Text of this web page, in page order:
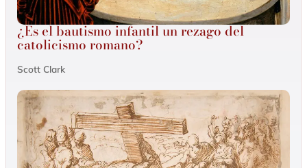
¿Es el bautismo infantil un rezago del
catolicismo romano?
Scott Clark